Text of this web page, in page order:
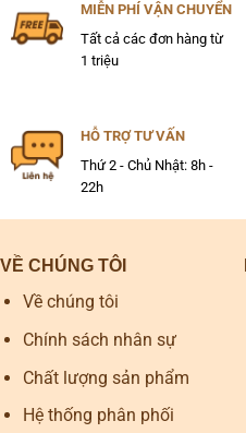
MIỄN PHÍ VẬN CHUYỂN
Tất cả các đơn hàng từ
1 triệu
HỖ TRỢ TƯ VẤN
Thứ 2 - Chủ Nhật: 8h -
22h
VỀ CHÚNG TÔI
Về chúng tôi
Chính sách nhân sự
Chất lượng sản phẩm
Hệ thống phân phối